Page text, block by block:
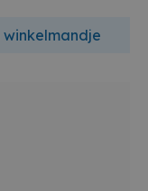
winkelmandje